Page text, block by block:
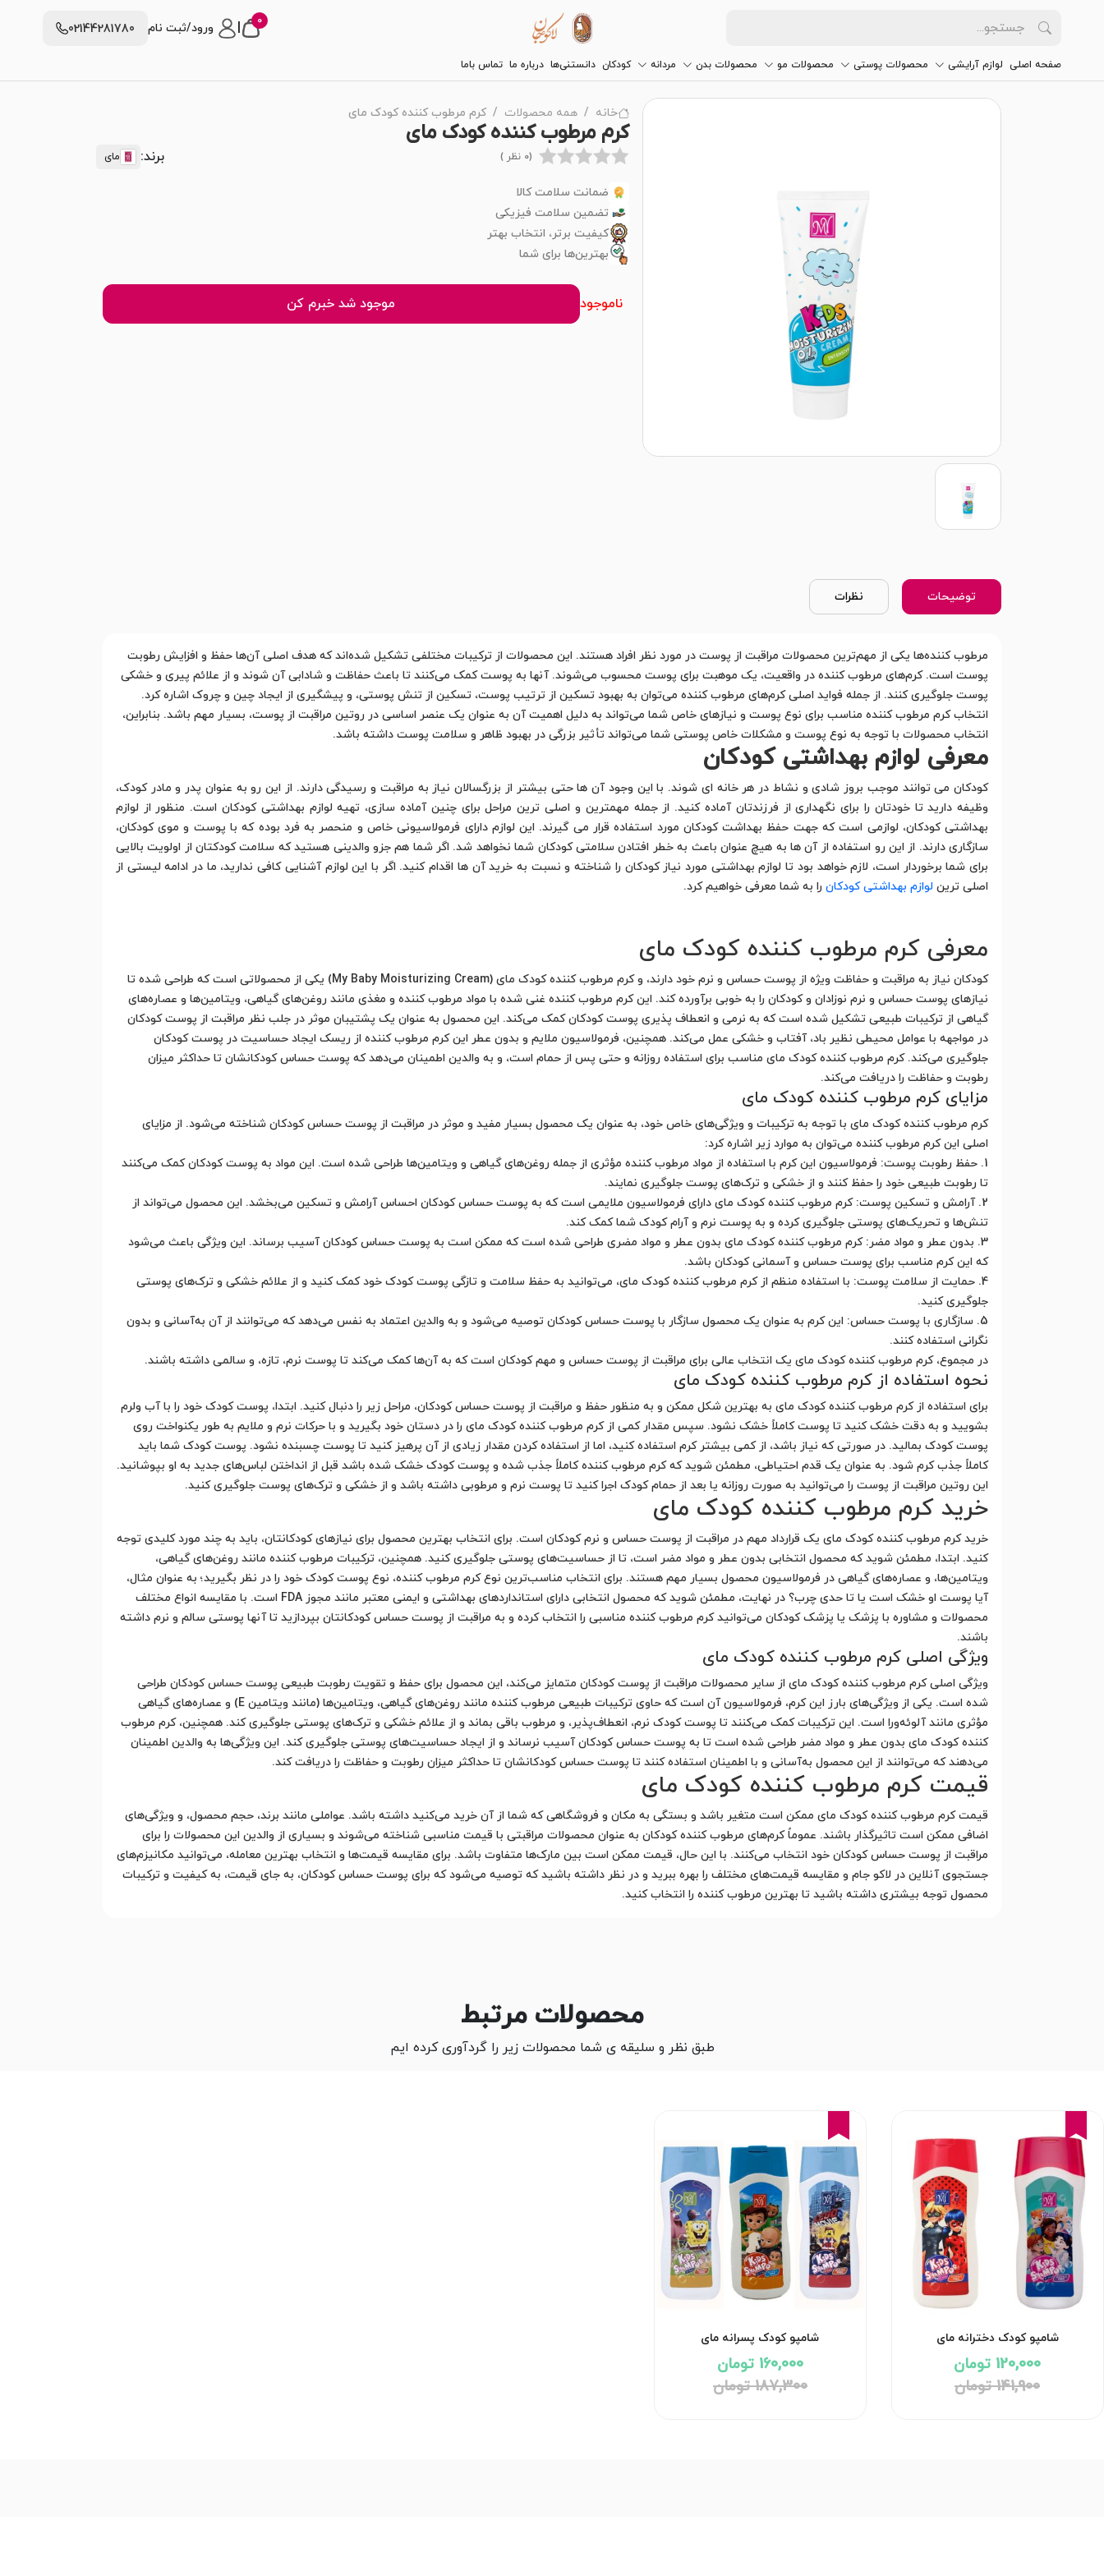
0 ورود/ثبت نام 02144281780
صفحه اصلی لوازم آرایشی محصولات پوستی محصولات مو محصولات بدن مردانه کودکان دانستنی‌ها درباره ما تماس باما
خانه همه محصولات کرم مرطوب کننده کودک مای
کرم مرطوب کننده کودک مای
(0 نظر ) برند: مای
ضمانت سلامت کالا
تضمین سلامت فیزیکی
کیفیت برتر، انتخاب بهتر
بهترین‌ها برای شما
ناموجود موجود شد خبرم کن
توضیحات نظرات
مرطوب کننده‌ها یکی از مهم‌ترین محصولات مراقبت از پوست در مورد نظر افراد هستند. این محصولات از ترکیبات مختلفی تشکیل شده‌اند که هدف اصلی آن‌ها حفظ و افزایش رطوبت
پوست است. کرم‌های مرطوب کننده در واقعیت، یک موهبت برای پوست محسوب می‌شوند. آنها به پوست کمک می‌کنند تا باعث حفاظت و شادابی آن شوند و از علائم پیری و خشکی
پوست جلوگیری کنند. از جمله فواید اصلی کرم‌های مرطوب کننده می‌توان به بهبود تسکین از ترتیب پوست، تسکین از تنش پوستی، و پیشگیری از ایجاد چین و چروک اشاره کرد.
انتخاب کرم مرطوب کننده مناسب برای نوع پوست و نیازهای خاص شما می‌تواند به دلیل اهمیت آن به عنوان یک عنصر اساسی در روتین مراقبت از پوست، بسیار مهم باشد. بنابراین،
انتخاب محصولات با توجه به نوع پوست و مشکلات خاص پوستی شما می‌تواند تأثیر بزرگی در بهبود ظاهر و سلامت پوست داشته باشد.
معرفی لوازم بهداشتی کودکان
کودکان می توانند موجب بروز شادی و نشاط در هر خانه ای شوند. با این وجود آن ها حتی بیشتر از بزرگسالان نیاز به مراقبت و رسیدگی دارند. از این رو به عنوان پدر و مادر کودک،
وظیفه دارید تا خودتان را برای نگهداری از فرزندتان آماده کنید. از جمله مهمترین و اصلی ترین مراحل برای چنین آماده سازی، تهیه لوازم بهداشتی کودکان است. منظور از لوازم
بهداشتی کودکان، لوازمی است که جهت حفظ بهداشت کودکان مورد استفاده قرار می گیرند. این لوازم دارای فرمولاسیونی خاص و منحصر به فرد بوده که با پوست و موی کودکان،
سازگاری دارند. از این رو استفاده از آن ها به هیچ عنوان باعث به خطر افتادن سلامتی کودکان شما نخواهد شد. اگر شما هم جزو والدینی هستید که سلامت کودکتان از اولویت بالایی
برای شما برخوردار است، لازم خواهد بود تا لوازم بهداشتی مورد نیاز کودکان را شناخته و نسبت به خرید آن ها اقدام کنید. اگر با این لوازم آشنایی کافی ندارید، ما در ادامه لیستی از
اصلی ترین لوازم بهداشتی کودکانرا به شما معرفی خواهیم کرد.
معرفی کرم مرطوب کننده کودک مای
کودکان نیاز به مراقبت و حفاظت ویژه از پوست حساس و نرم خود دارند، و کرم مرطوب کننده کودک مای (My Baby Moisturizing Cream) یکی از محصولاتی است که طراحی شده تا
نیازهای پوست حساس و نرم نوزادان و کودکان را به خوبی برآورده کند. این کرم مرطوب کننده غنی شده با مواد مرطوب کننده و مغذی مانند روغن‌های گیاهی، ویتامین‌ها و عصاره‌های
گیاهی از ترکیبات طبیعی تشکیل شده است که به نرمی و انعطاف پذیری پوست کودکان کمک می‌کند. این محصول به عنوان یک پشتیبان موثر در جلب نظر مراقبت از پوست کودکان
در مواجهه با عوامل محیطی نظیر باد، آفتاب و خشکی عمل می‌کند. همچنین، فرمولاسیون ملایم و بدون عطر این کرم مرطوب کننده از ریسک ایجاد حساسیت در پوست کودکان
جلوگیری می‌کند. کرم مرطوب کننده کودک مای مناسب برای استفاده روزانه و حتی پس از حمام است، و به والدین اطمینان می‌دهد که پوست حساس کودکانشان تا حداکثر میزان
رطوبت و حفاظت را دریافت می‌کند.
مزایای کرم مرطوب کننده کودک مای
کرم مرطوب کننده کودک مای با توجه به ترکیبات و ویژگی‌های خاص خود، به عنوان یک محصول بسیار مفید و موثر در مراقبت از پوست حساس کودکان شناخته می‌شود. از مزایای
اصلی این کرم مرطوب کننده می‌توان به موارد زیر اشاره کرد:
1. حفظ رطوبت پوست: فرمولاسیون این کرم با استفاده از مواد مرطوب کننده مؤثری از جمله روغن‌های گیاهی و ویتامین‌ها طراحی شده است. این مواد به پوست کودکان کمک می‌کنند
تا رطوبت طبیعی خود را حفظ کنند و از خشکی و ترک‌های پوست جلوگیری نمایند.
2. آرامش و تسکین پوست: کرم مرطوب کننده کودک مای دارای فرمولاسیون ملایمی است که به پوست حساس کودکان احساس آرامش و تسکین می‌بخشد. این محصول می‌تواند از
تنش‌ها و تحریک‌های پوستی جلوگیری کرده و به پوست نرم و آرام کودک شما کمک کند.
3. بدون عطر و مواد مضر: کرم مرطوب کننده کودک مای بدون عطر و مواد مضری طراحی شده است که ممکن است به پوست حساس کودکان آسیب برساند. این ویژگی باعث می‌شود
که این کرم مناسب برای پوست حساس و آسمانی کودکان باشد.
4. حمایت از سلامت پوست: با استفاده منظم از کرم مرطوب کننده کودک مای، می‌توانید به حفظ سلامت و تازگی پوست کودک خود کمک کنید و از علائم خشکی و ترک‌های پوستی
جلوگیری کنید.
5. سازگاری با پوست حساس: این کرم به عنوان یک محصول سازگار با پوست حساس کودکان توصیه می‌شود و به والدین اعتماد به نفس می‌دهد که می‌توانند از آن به‌آسانی و بدون
نگرانی استفاده کنند.
در مجموع، کرم مرطوب کننده کودک مای یک انتخاب عالی برای مراقبت از پوست حساس و مهم کودکان است که به آن‌ها کمک می‌کند تا پوست نرم، تازه، و سالمی داشته باشند.
نحوه استفاده از کرم مرطوب کننده کودک مای
برای استفاده از کرم مرطوب کننده کودک مای به بهترین شکل ممکن و به منظور حفظ و مراقبت از پوست حساس کودکان، مراحل زیر را دنبال کنید. ابتدا، پوست کودک خود را با آب ولرم
بشویید و به دقت خشک کنید تا پوست کاملاً خشک نشود. سپس مقدار کمی از کرم مرطوب کننده کودک مای را در دستان خود بگیرید و با حرکات نرم و ملایم به طور یکنواخت روی
پوست کودک بمالید. در صورتی که نیاز باشد، از کمی بیشتر کرم استفاده کنید، اما از استفاده کردن مقدار زیادی از آن پرهیز کنید تا پوست چسبنده نشود. پوست کودک شما باید
کاملاً جذب کرم شود. به عنوان یک قدم احتیاطی، مطمئن شوید که کرم مرطوب کننده کاملاً جذب شده و پوست کودک خشک شده باشد قبل از انداختن لباس‌های جدید به او بپوشانید.
این روتین مراقبت از پوست را می‌توانید به صورت روزانه یا بعد از حمام کودک اجرا کنید تا پوست نرم و مرطوبی داشته باشد و از خشکی و ترک‌های پوست جلوگیری کنید.
خرید کرم مرطوب کننده کودک مای
خرید کرم مرطوب کننده کودک مای یک قرارداد مهم در مراقبت از پوست حساس و نرم کودکان است. برای انتخاب بهترین محصول برای نیازهای کودکانتان، باید به چند مورد کلیدی توجه
کنید. ابتدا، مطمئن شوید که محصول انتخابی بدون عطر و مواد مضر است، تا از حساسیت‌های پوستی جلوگیری کنید. همچنین، ترکیبات مرطوب کننده مانند روغن‌های گیاهی،
ویتامین‌ها، و عصاره‌های گیاهی در فرمولاسیون محصول بسیار مهم هستند. برای انتخاب مناسب‌ترین نوع کرم مرطوب کننده، نوع پوست کودک خود را در نظر بگیرید؛ به عنوان مثال،
آیا پوست او خشک است یا تا حدی چرب؟ در نهایت، مطمئن شوید که محصول انتخابی دارای استانداردهای بهداشتی و ایمنی معتبر مانند مجوز FDA است. با مقایسه انواع مختلف
محصولات و مشاوره با پزشک یا پزشک کودکان می‌توانید کرم مرطوب کننده مناسبی را انتخاب کرده و به مراقبت از پوست حساس کودکانتان بپردازید تا آنها پوستی سالم و نرم داشته
باشند.
ویژگی اصلی کرم مرطوب کننده کودک مای
ویژگی اصلی کرم مرطوب کننده کودک مای از سایر محصولات مراقبت از پوست کودکان متمایز می‌کند، این محصول برای حفظ و تقویت رطوبت طبیعی پوست حساس کودکان طراحی
شده است. یکی از ویژگی‌های بارز این کرم، فرمولاسیون آن است که حاوی ترکیبات طبیعی مرطوب کننده مانند روغن‌های گیاهی، ویتامین‌ها (مانند ویتامین E) و عصاره‌های گیاهی
مؤثری مانند آلوئه‌ورا است. این ترکیبات کمک می‌کنند تا پوست کودک نرم، انعطاف‌پذیر، و مرطوب باقی بماند و از علائم خشکی و ترک‌های پوستی جلوگیری کند. همچنین، کرم مرطوب
کننده کودک مای بدون عطر و مواد مضر طراحی شده است تا به پوست حساس کودکان آسیب نرساند و از ایجاد حساسیت‌های پوستی جلوگیری کند. این ویژگی‌ها به والدین اطمینان
می‌دهند که می‌توانند از این محصول به‌آسانی و با اطمینان استفاده کنند تا پوست حساس کودکانشان تا حداکثر میزان رطوبت و حفاظت را دریافت کند.
قیمت کرم مرطوب کننده کودک مای
قیمت کرم مرطوب کننده کودک مای ممکن است متغیر باشد و بستگی به مکان و فروشگاهی که شما از آن خرید می‌کنید داشته باشد. عواملی مانند برند، حجم محصول، و ویژگی‌های
اضافی ممکن است تاثیرگذار باشند. عموماً کرم‌های مرطوب کننده کودکان به عنوان محصولات مراقبتی با قیمت مناسبی شناخته می‌شوند و بسیاری از والدین این محصولات را برای
مراقبت از پوست حساس کودکان خود انتخاب می‌کنند. با این حال، قیمت ممکن است بین مارک‌ها متفاوت باشد. برای مقایسه قیمت‌ها و انتخاب بهترین معامله، می‌توانید مکانیزم‌های
جستجوی آنلاین در لاکو جام و مقایسه قیمت‌های مختلف را بهره ببرید و در نظر داشته باشید که توصیه می‌شود که برای پوست حساس کودکان، به جای قیمت، به کیفیت و ترکیبات
محصول توجه بیشتری داشته باشید تا بهترین مرطوب کننده را انتخاب کنید.
محصولات مرتبط
طبق نظر و سلیقه ی شما محصولات زیر را گردآوری کرده ایم
شامپو کودک دخترانه مای
120,000 تومان
141,900 تومان
شامپو کودک پسرانه مای
160,000 تومان
187,300 تومان